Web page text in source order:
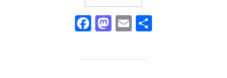
F
c
M
st
E
ail